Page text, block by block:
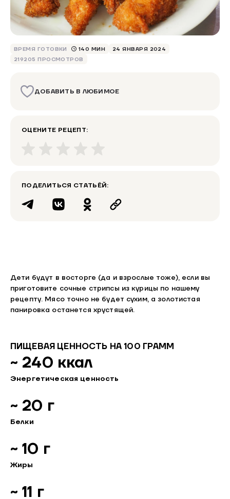
ВРЕМЯ ГОТОВКИ 140 МИН
24 ЯНВАРЯ 2024
219205 ПРОСМОТРОВ
ДОБАВИТЬ В ЛЮБИМОЕ
ОЦЕНИТЕ РЕЦЕПТ:
ПОДЕЛИТЬСЯ СТАТЬЁЙ:
Дети будут в восторге (да и взрослые тоже), если вы
приготовите сочные стрипсы из курицы по нашему
рецепту. Мясо точно не будет сухим, а золотистая
панировка останется хрустящей.
ПИЩЕВАЯ ЦЕННОСТЬ НА 100 ГРАММ
~ 240 ккал
Энергетическая ценность
~ 20 г
Белки
~ 10 г
Жиры
~ 11 г